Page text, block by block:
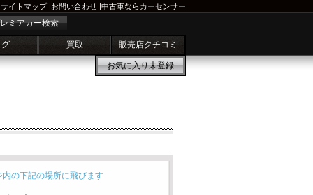
サイトマップ|お問い合わせ |中古車ならカーセンサー
ミアカー検索
買取 販売店クチコミ
お気に入り未登録
内の下記の場所に飛びます